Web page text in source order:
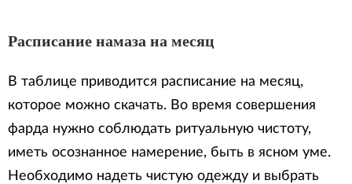
Расписание намаза на месяц
В таблице приводится расписание на месяц,
которое можно скачать. Во время совершения
фарда нужно соблюдать ритуальную чистоту,
иметь осознанное намерение, быть в ясном уме.
Необходимо надеть чистую одежду и выбрать